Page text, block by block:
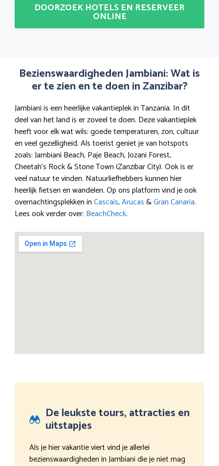
DOORZOEK HOTELS EN RESERVEER
ONLINE
Bezienswaardigheden Jambiani: Wat is
er te zien en te doen in Zanzibar?
Jambiani is een heerlijke vakantieplek in Tanzania. In dit
deel van het land is er zoveel te doen. Deze vakantieplek
heeft voor elk wat wils: goede temperaturen, zon, cultuur
en veel gezelligheid. Als toerist geniet je van hotspots
zoals: Jambiani Beach, Paje Beach, Jozani Forest,
Cheetah’s Rock & Stone Town (Zanzibar City). Ook is er
veel natuur te vinden. Natuurliefhebbers kunnen hier
heerlijk fietsen en wandelen. Op ons platform vind je ook
overnachtingsplekken inCascais,Arucas&Gran Canaria.
Lees ook verder over: BeachCheck.
De leukste tours, attracties en
uitstapjes
Als je hier vakantie viert vind je allerlei
bezienswaardigheden in Jambiani die je niet mag